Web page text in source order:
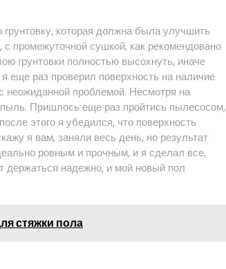
которая должна была улучшить
промежуточной сушкой, как рекомендовано
грунтовки полностью высохнуть, иначе
раз проверил поверхность на наличие
неожиданной проблемой. Несмотря на
Пришлось еще раз пройтись пылесосом,
этого я убедился, что поверхность
я вам, заняли весь день, но результат
ровным и прочным, и я сделал все,
держаться надежно, и мой новый пол
стяжки пола